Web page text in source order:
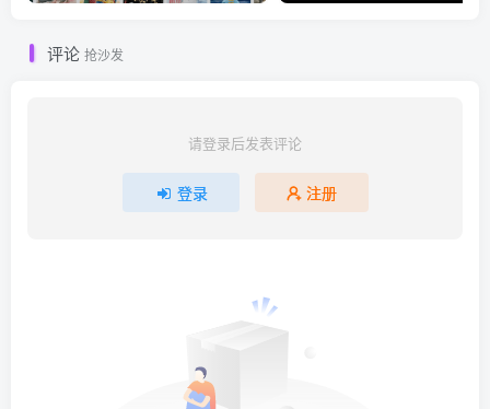
评论 抢沙发
请登录后发表评论
登录 注册